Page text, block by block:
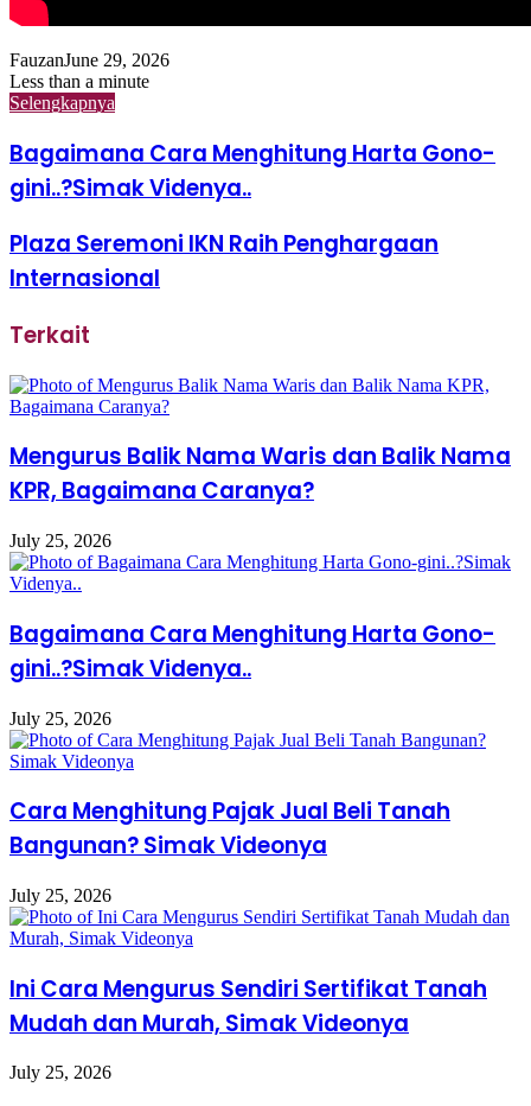
FauzanJune 29, 2026
Less than a minute
Selengkapnya
Bagaimana Cara Menghitung Harta Gono-
gini..?Simak Videnya..
Plaza Seremoni IKN Raih Penghargaan
Internasional
Terkait
Mengurus Balik Nama Waris dan Balik Nama
KPR, Bagaimana Caranya?
July 25, 2026
Bagaimana Cara Menghitung Harta Gono-
gini..?Simak Videnya..
July 25, 2026
Cara Menghitung Pajak Jual Beli Tanah
Bangunan? Simak Videonya
July 25, 2026
Ini Cara Mengurus Sendiri Sertifikat Tanah
Mudah dan Murah, Simak Videonya
July 25, 2026